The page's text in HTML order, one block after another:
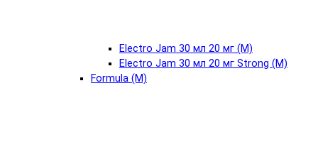
Electro Jam 30 мл 20 мг (М)
Electro Jam 30 мл 20 мг Strong (М)
Formula (М)